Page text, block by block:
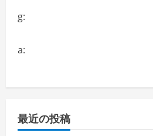
g:
a:
最近の投稿